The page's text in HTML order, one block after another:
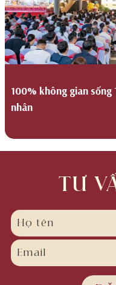
100% không gian sống
nhân
TƯ